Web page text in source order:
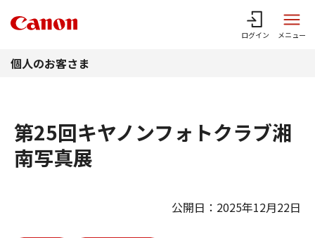
ログイン メニュー
個人のお客さま
第25回キヤノンフォトクラブ湘
南写真展
公開日：2025年12月22日